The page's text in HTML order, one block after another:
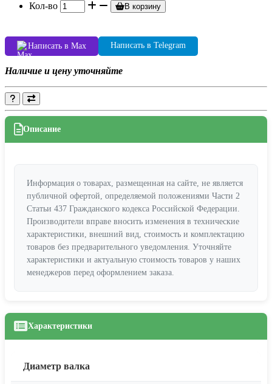
Кол-во В корзину
Написать в Max Написать в Telegram
Наличие и цену уточняйте
Описание
Информация о товарах, размещенная на сайте, не является
публичной офертой, определяемой положениями Части 2
Статьи 437 Гражданского кодекса Российской Федерации.
Производители вправе вносить изменения в технические
характеристики, внешний вид, стоимость и комплектацию
товаров без предварительного уведомления. Уточняйте
характеристики и актуальную стоимость товаров у наших
менеджеров перед оформлением заказа.
Характеристики
Диаметр валка